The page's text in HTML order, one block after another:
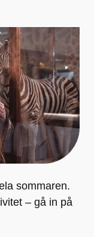
sommaren.
– gå in på